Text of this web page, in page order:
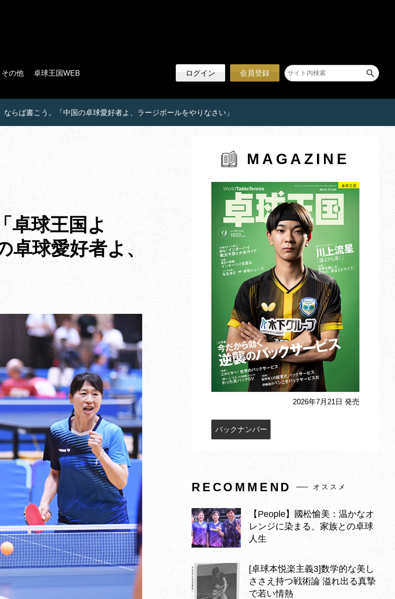
その他 卓球王国WEB ログイン 会員登録
らば書こう。「中国の卓球愛好者よ、ラージボールをやりなさい」
卓球王国よ
卓球愛好者よ、
MAGAZINE
2026年7月21日 発売
バックナンバー
RECOMMEND オススメ
【People】國松愉美：温かなオ
レンジに染まる、家族との卓球
人生
[卓球本悦楽主義3]数学的な美し
ささえ持つ戦術論 溢れ出る真摯
で若い情熱